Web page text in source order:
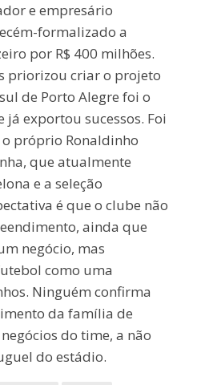
e empresário
formalizado a
por R$ 400 milhões.
priorizou criar o projeto
de Porto Alegre foi o
já exportou sucessos. Foi
próprio Ronaldinho
que atualmente
e a seleção
é que o clube não
ainda que
negócio, mas
como uma
Ninguém confirma
da família de
do time, a não
do estádio.